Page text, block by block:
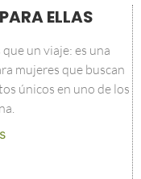
ELLAS
un viaje: es una
mujeres que buscan
únicos en uno de los